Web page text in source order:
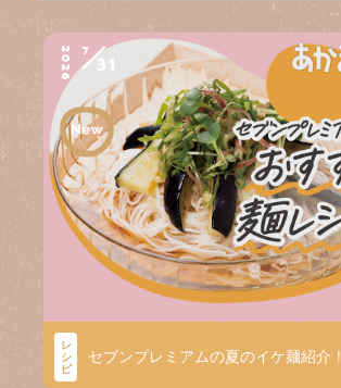
2026 7
31
レ
シ
ピ
セブンプレミアムの夏のイケ麺紹介！